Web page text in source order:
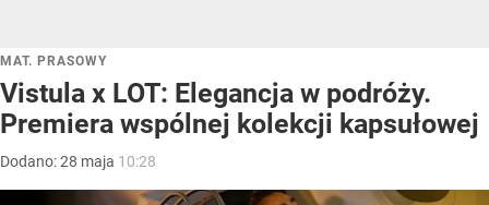
MAT. PRASOWY
Vistula x LOT: Elegancja w podróży.
Premiera wspólnej kolekcji kapsułowej
Dodano:28 maja 10:28